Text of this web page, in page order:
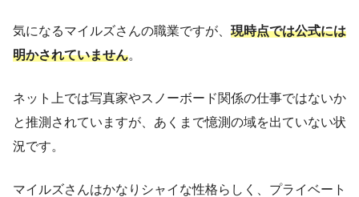
気になるマイルズさんの職業ですが、 現時点では公式には
明かされていません。
ネット上では写真家やスノーボード関係の仕事ではないか
と推測されていますが、あくまで憶測の域を出ていない状
況です。
マイルズさんはかなりシャイな性格らしく、プライベート